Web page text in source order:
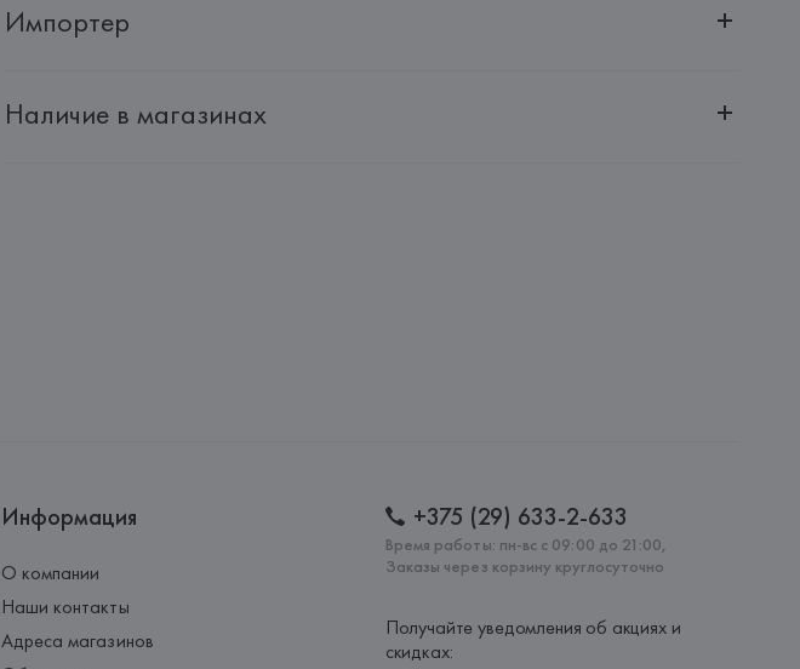
Импортер
Адрес: Республика Беларусь, 220051, г. Минск, ул. Рафиева, д. 64, помещение 2-27
Наличие в магазинах
Информация
О компании
Наши контакты
Адреса магазинов
+375 (29) 633-2-633
Время работы: пн-вс с 09:00 до 21:00,
Заказы через корзину круглосуточно
Получайте уведомления об акциях и
скидках: